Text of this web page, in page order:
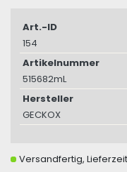
Art.-ID
154
Artikelnummer
515682mL
Hersteller
GECKOX
Versandfertig,